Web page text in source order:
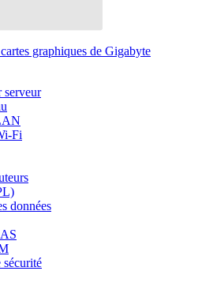
graphiques de Gigabyte
serveur
Fi
données
sécurité